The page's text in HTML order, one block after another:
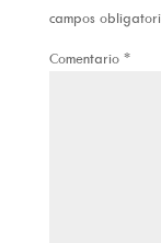
campos
Comentario *